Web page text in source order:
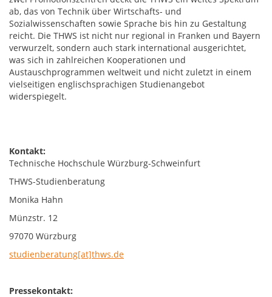
ab, das von Technik über Wirtschafts- und
Sozialwissenschaften sowie Sprache bis hin zu Gestaltung
reicht. Die THWS ist nicht nur regional in Franken und Bayern
verwurzelt, sondern auch stark international ausgerichtet,
was sich in zahlreichen Kooperationen und
Austauschprogrammen weltweit und nicht zuletzt in einem
vielseitigen englischsprachigen Studienangebot
widerspiegelt.
Kontakt:
Technische Hochschule Würzburg-Schweinfurt
THWS-Studienberatung
Monika Hahn
Münzstr. 12
97070 Würzburg
studienberatung[at]thws.de
Pressekontakt: